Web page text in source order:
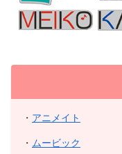
・ アニメイト
・ ムービック